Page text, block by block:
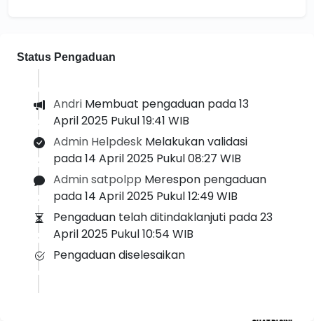
Status Pengaduan
Andri Membuat pengaduan pada 13
April 2025 Pukul 19:41 WIB
Admin Helpdesk Melakukan validasi
pada 14 April 2025 Pukul 08:27 WIB
Admin satpolpp Merespon pengaduan
pada 14 April 2025 Pukul 12:49 WIB
Pengaduan telah ditindaklanjuti pada 23
April 2025 Pukul 10:54 WIB
Pengaduan diselesaikan